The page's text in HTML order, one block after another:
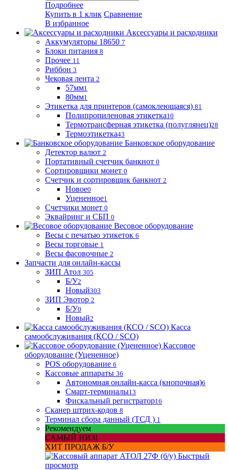
Подробнее
Купить в 1 клик Сравнение
В избранное
Аксессуары и расходники
Аккумуляторы 18650 7
Блоки питания 8
Прочее 11
Риббон 3
Чековая лента 2
57мм1
80мм1
Этикетка для принтеров (самоклеющаяся) 81
Полипропиленовая этикетка10
Термотрансферная этикетка (полуглянец)28
Термоэтикетка43
Банковское оборудование
Детектор валют 2
Портативный счетчик банкнот 0
Сортировщики монет 0
Счетчик и сортировщик банкнот 2
Новое0
Уцененное1
Счетчики монет 0
Эквайринг и СБП 0
Весовое оборудование
Весы с печатью этикеток 6
Весы торговые 1
Весы фасовочные 2
Запчасти для онлайн-кассы
ЗИП Атол 305
Б/У2
Новый303
ЗИП Эвотор 2
Б/У0
Новый2
Касса
самообслуживания (КСО / SCO)
Кассовое
оборудование (Уцененное)
POS оборудование 6
Кассовые аппараты 36
Автономная онлайн-касса (кнопочная)6
Смарт-терминалы13
Фискальный регистратор16
Сканер штрих-кодов 8
Терминал сбора данный (ТСД ) 1
Рекомендуем
САМЫЙ НИЗ!
ХИТ ПРОДАЖ Б/У
Быстрый
просмотр